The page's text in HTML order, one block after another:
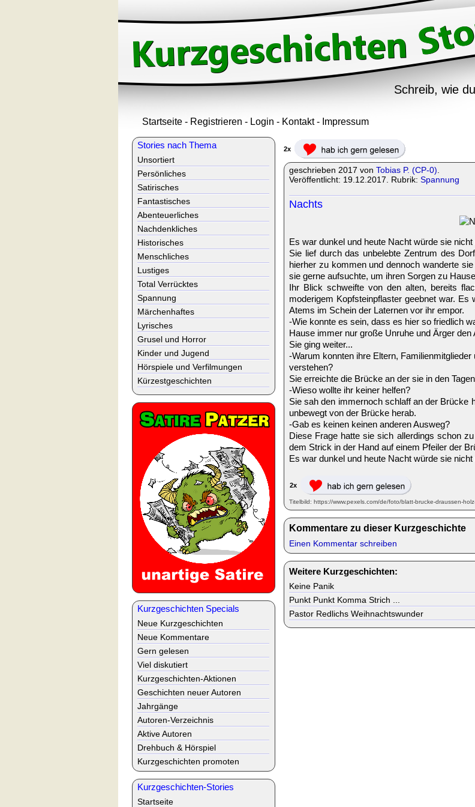
Schreib, wie
Startseite - Registrieren - Login - Kontakt- Impressum
2x
geschrieben 2017 von Tobias P. (CP-0)
Veröffentlicht: 19.12.2017. Rubrik: Spannung
Nachts
Es war dunkel und heute Nacht würde sie
Sie lief durch das unbelebte Zentrum des
hierher zu kommen und dennoch wanderte
sie gerne aufsuchte, um ihren Sorgen zu
Ihr Blick schweifte von den alten, bereits
moderigem Kopfsteinpflaster geebnet war.
Atems im Schein der Laternen vor ihr empor.
-Wie konnte es sein, dass es hier so friedlich
Hause immer nur große Unruhe und Ärger den
Sie ging weiter...
-Warum konnten ihre Eltern,
verstehen?
Sie erreichte die Brücke an der sie in den
-Wieso wollte ihr keiner helfen?
Sie sah den immernoch schlaff an der Brücke
unbewegt von der Brücke herab.
-Gab es keinen keinen anderen Ausweg?
Diese Frage hatte sie sich allerdings schon
dem Strick in der Hand auf einem Pfeiler der
Es war dunkel und heute Nacht würde sie
2x
Titelbild: https://www.pexels.com/de/foto/blatt-brucke-draussen-
Kommentare zu dieser Kurzgeschichte
Einen Kommentar schreiben
Weitere Kurzgeschichten:
Keine Panik
Punkt Punkt Komma Strich ...
Pastor Redlichs Weihnachtswunder
Stories nach Thema
Unsortiert
Persönliches
Satirisches
Fantastisches
Abenteuerliches
Nachdenkliches
Historisches
Menschliches
Lustiges
Total Verrücktes
Spannung
Märchenhaftes
Lyrisches
Grusel und Horror
Kinder und Jugend
Hörspiele und Verfilmungen
Kürzestgeschichten
Kurzgeschichten Specials
Neue Kurzgeschichten
Neue Kommentare
Gern gelesen
Viel diskutiert
Kurzgeschichten-Aktionen
Geschichten neuer Autoren
Jahrgänge
Autoren-Verzeichnis
Aktive Autoren
Drehbuch & Hörspiel
Kurzgeschichten promoten
Kurzgeschichten-Stories
Startseite